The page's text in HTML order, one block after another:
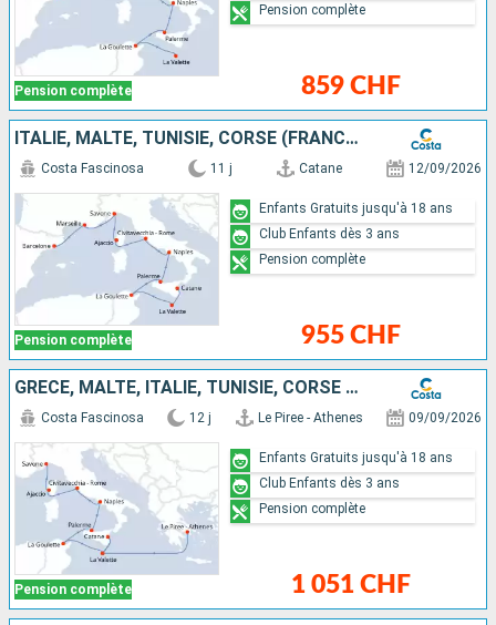
Pension complète 859 CHF
Pension complète
ITALIE, MALTE, TUNISIE, CORSE (FRANCE), FRANCE, ESPAGNE
Pension complète
Costa Fascinosa 11 j Catane 12/09/2026
955 CHF
Enfants Gratuits jusqu'à 18 ans
Club Enfants dès 3 ans
Pension complète
GRÈCE, MALTE, ITALIE, TUNISIE, CORSE (FRANCE)
Pension complète
Costa Fascinosa 12 j Le Piree - Athenes 09/09/2026
1 051 CHF
Enfants Gratuits jusqu'à 18 ans
Club Enfants dès 3 ans
Pension complète